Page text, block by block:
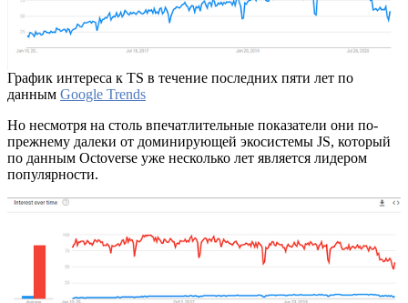
График интереса к TS в течение последних пяти лет по
данным Google Trends
Но несмотря на столь впечатлительные показатели они по-
прежнему далеки от доминирующей экосистемы JS, который
по данным Octoverse уже несколько лет является лидером
популярности.